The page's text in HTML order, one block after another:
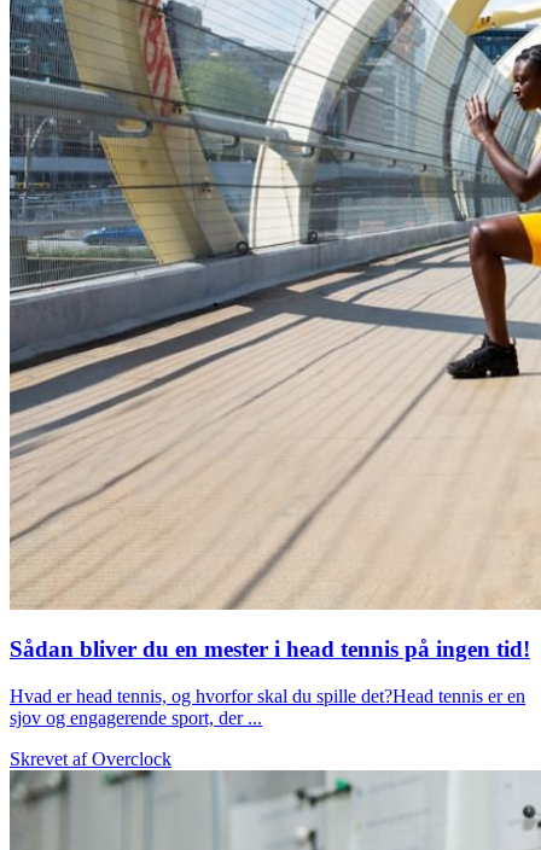
Sådan bliver du en mester i head tennis på ingen tid!
Hvad er head tennis, og hvorfor skal du spille det?Head tennis er en
sjov og engagerende sport, der ...
Skrevet afOverclock